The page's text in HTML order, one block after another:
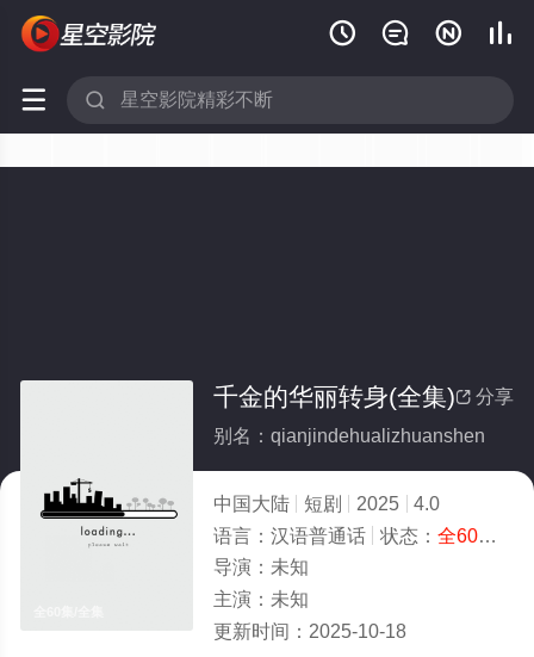
   
 
 分享
千金的华丽转身(全集)
别名：qianjindehualizhuanshen
中国大陆 短剧 2025
4.0
语言： 汉语普通话 状态： 全60集
导演： 未知
主演： 未知
更新时间： 2025-10-18